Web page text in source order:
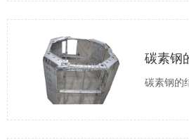
碳素钢
碳素钢的